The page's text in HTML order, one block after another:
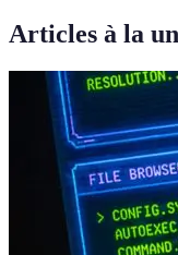
Articles à la